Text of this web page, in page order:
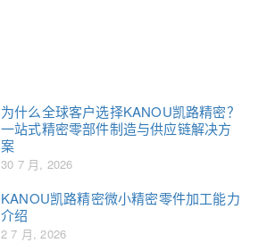
为什么全球客户选择KANOU凯路精密？
一站式精密零部件制造与供应链解决方
案
30 7 月, 2026
KANOU凯路精密微小精密零件加工能力
介绍
2 7 月, 2026